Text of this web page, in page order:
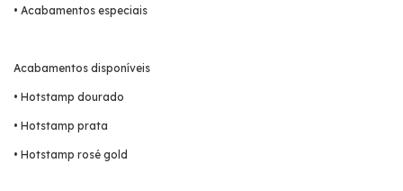
• Acabamentos especiais
Acabamentos disponíveis
• Hotstamp dourado
• Hotstamp prata
• Hotstamp rosé gold